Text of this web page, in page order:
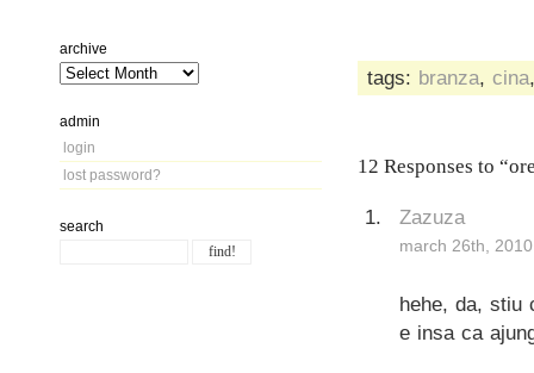
archive
admin
login
lost password?
search
tags: branza, cina
12 Responses to
Zazuza
march 26th,
hehe, da, stiu
e insa ca